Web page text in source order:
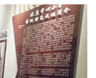
利
出版监管